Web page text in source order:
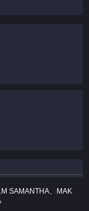
SAMANTHA、MAK